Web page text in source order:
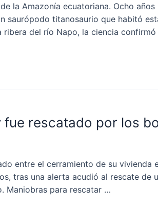
la Amazonía ecuatoriana. Ocho
saurópodo titanosaurio que habitó
ribera del río Napo, la ciencia
rescatado por los
entre el cerramiento de su
tras una alerta acudió al rescate de
Maniobras para rescatar …